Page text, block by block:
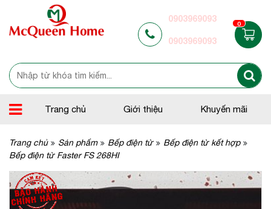
0903969093
0903969093
0
Trang chủ Giới thiệu Khuyến mãi
Trang chủ Sản phẩm Bếp điện từ
Bếp điện từ kết hợp
Bếp điện từ Faster FS 268HI